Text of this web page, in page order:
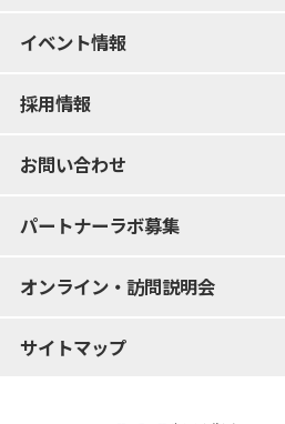
イベント情報
採用情報
お問い合わせ
パートナーラボ募集
オンライン・訪問説明会
サイトマップ